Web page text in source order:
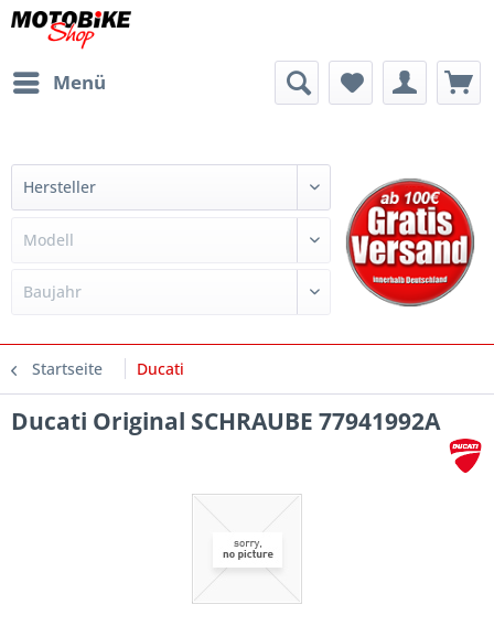
Menü
Startseite Ducati
Ducati Original SCHRAUBE 77941992A